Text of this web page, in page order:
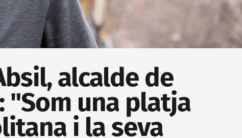
alcalde de
"Som una platja
i la seva